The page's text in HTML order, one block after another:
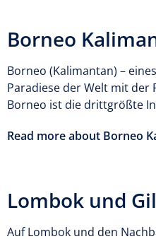
Borneo
Borneo (Kalimantan) –
Paradiese der Welt mit der
Borneo ist die drittgrößte
Read more about Borneo
Lombok und
Auf Lombok und den